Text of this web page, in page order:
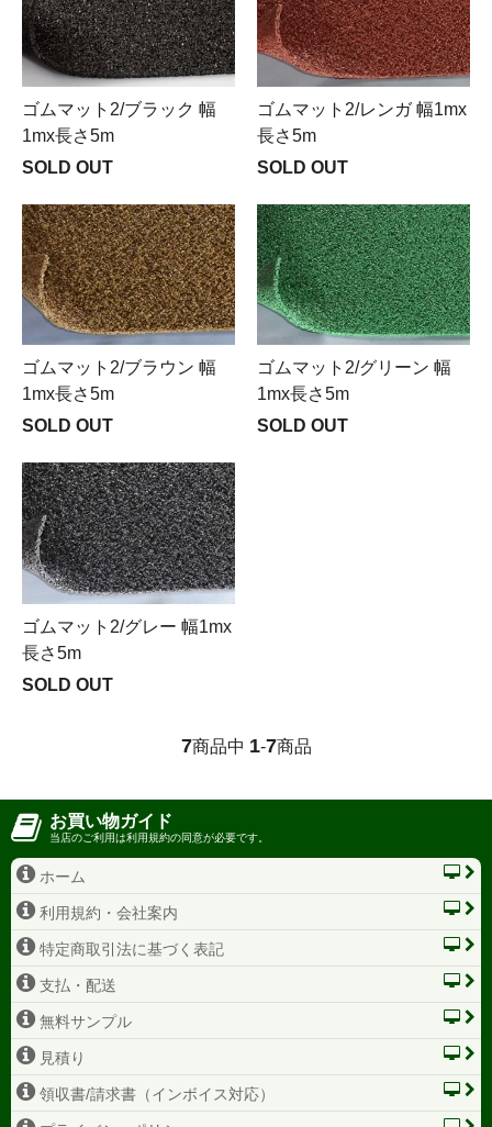
ゴムマット2/ブラック 幅
1mx長さ5m
SOLD OUT
ゴムマット2/レンガ 幅1mx
長さ5m
SOLD OUT
ゴムマット2/ブラウン 幅
1mx長さ5m
SOLD OUT
ゴムマット2/グリーン 幅
1mx長さ5m
SOLD OUT
ゴムマット2/グレー 幅1mx
長さ5m
SOLD OUT
7商品中 1-7商品
お買い物ガイド
当店のご利用は利用規約の同意が必要です。
ホーム
利用規約・会社案内
特定商取引法に基づく表記
支払・配送
無料サンプル
見積り
領収書/請求書（インボイス対応）